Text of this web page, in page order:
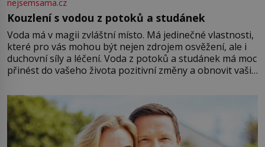
nejsemsama.cz
Kouzlení s vodou z potoků a studánek
Voda má v magii zvláštní místo. Má jedinečné vlastnosti,
které pro vás mohou být nejen zdrojem osvěžení, ale i
duchovní síly a léčení. Voda z potoků a studánek má moc
přinést do vašeho života pozitivní změny a obnovit vaši
můžete obohatit své rituály a přinést do svého života
větší harmonii a klid. Je důležité